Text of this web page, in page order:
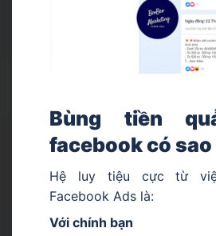
Bùng tiền
facebook có
Hệ luy tiệu cực từ
Facebook Ads là:
Với chính bạn